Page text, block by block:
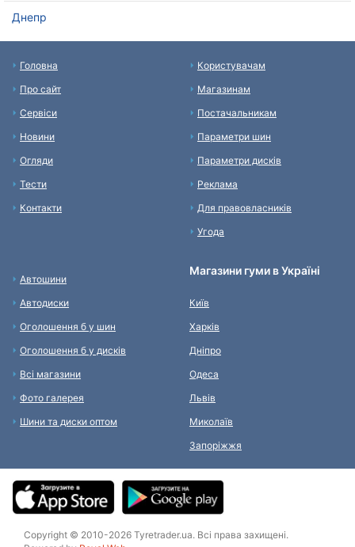
Днепр
Головна
Про сайт
Сервіси
Новини
Огляди
Тести
Контакти
Користувачам
Магазинам
Постачальникам
Параметри шин
Параметри дисків
Реклама
Для правовласників
Угода
Автошини
Автодиски
Оголошення б у шин
Оголошення б у дисків
Всі магазини
Фото галерея
Шини та диски оптом
Магазини гуми в Україні
Київ
Харків
Дніпро
Одеса
Львів
Миколаїв
Запоріжжя
Copyright © 2010-2026 Tyretrader.ua. Всі права захищені.